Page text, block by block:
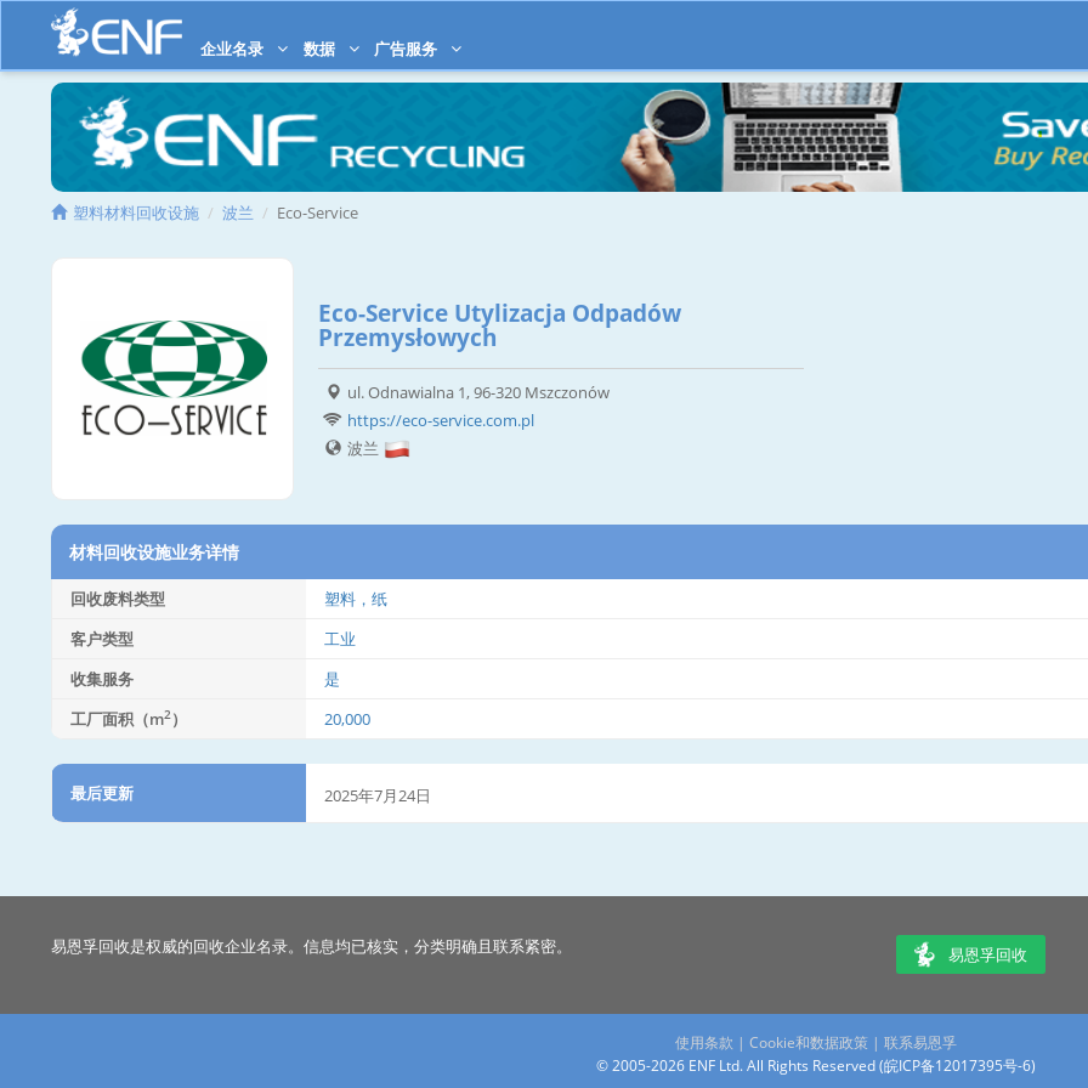
企业名录 数据 广告服务
塑料材料回收设施 波兰 Eco-Service
Eco-Service Utylizacja Odpadów
Przemysłowych
ul. Odnawialna 1, 96-320 Mszczonów
https://eco-service.com.pl
波兰
材料回收设施业务详情
回收废料类型
塑料，纸
客户类型
工业
收集服务
是
工厂面积（m2） 20,000
最后更新 2025年7月24日
易恩孚回收是权威的回收企业名录。信息均已核实，分类明确且联系紧密。 易恩孚回收
使用条款 | Cookie和数据政策 | 联系易恩孚
© 2005-2026 ENF Ltd. All Rights Reserved (皖ICP备12017395号-6)